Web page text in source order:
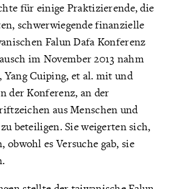
für einige Praktizierende, die
schwerwiegende finanzielle
Falun Dafa Konferenz
im November 2013 nahm
Yang Cuiping, et al. mit und
der Konferenz, an der
aus Menschen und
beteiligen. Sie weigerten sich,
obwohl es Versuche gab, sie